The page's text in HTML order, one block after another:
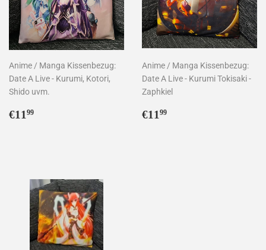
Anime / Manga Kissenbezug:
Date A Live - Kurumi, Kotori,
Shido uvm.
Normaler
€11 99
Anime / Manga Kissenbezug:
Date A Live - Kurumi Tokisaki -
Zaphkiel
Normaler
€11 99